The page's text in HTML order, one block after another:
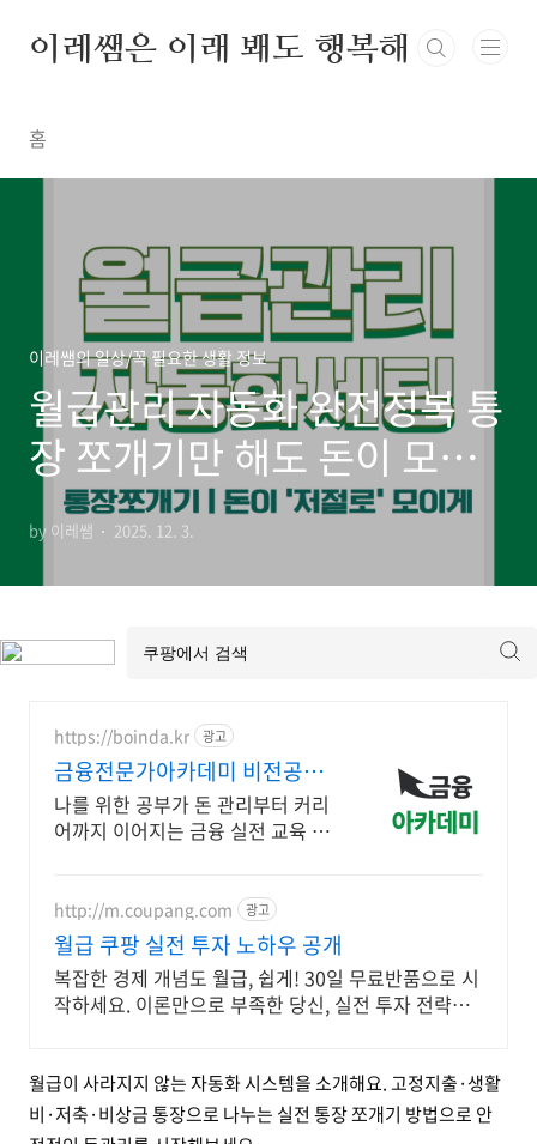
이레쌤은 이래 봬도 행복해
홈
이레쌤의 일상/꼭 필요한 생활 정보
월급관리 자동화 완전정복 통
장 쪼개기만 해도 돈이 모인
다
by 이레쌤 2025. 12. 3.
https://boinda.kr 광고
금융전문가아카데미 비전공자
도 쉽게 시작
나를 위한 공부가 돈 관리부터 커리
어까지 이어지는 금융 실전 교육 직
http://m.coupang.com 광고
월급 쿠팡 실전 투자 노하우 공개
복잡한 경제 개념도 월급, 쉽게! 30일 무료반품으로 시
작하세요. 이론만으로 부족한 당신, 실전 투자 전략을
월급이 사라지지 않는 자동화 시스템을 소개해요. 고정지출·생활
비·저축·비상금 통장으로 나누는 실전 통장 쪼개기 방법으로 안